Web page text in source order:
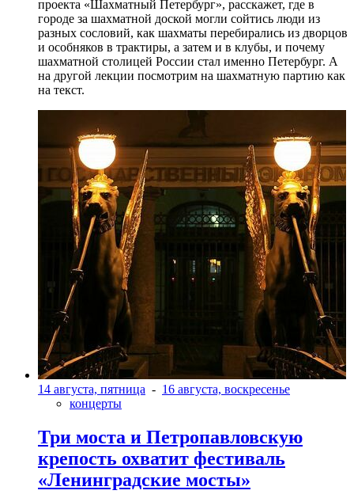
проекта «Шахматный Петербург», расскажет, где в
городе за шахматной доской могли сойтись люди из
разных сословий, как шахматы перебирались из дворцов
и особняков в трактиры, а затем и в клубы, и почему
шахматной столицей России стал именно Петербург. А
на другой лекции посмотрим на шахматную партию как
на текст.
14 августа, пятница - 16 августа, воскресенье
концерты
Три моста и Петропавловскую
крепость охватит фестиваль
«Ленинградские мосты»